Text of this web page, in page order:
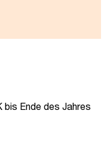
Ende des Jahres